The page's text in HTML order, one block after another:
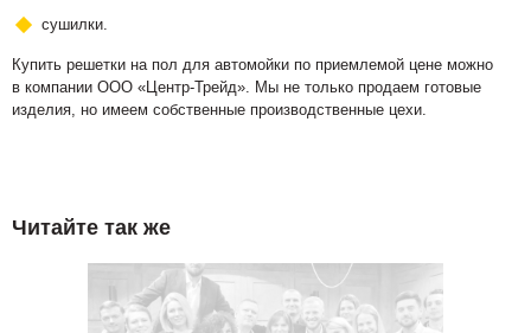
сушилки.
Купить решетки на пол для автомойки по приемлемой цене можно
в компании ООО «Центр-Трейд». Мы не только продаем готовые
изделия, но имеем собственные производственные цехи.
Читайте так же